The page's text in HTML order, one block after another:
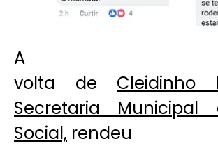
A
volta de Cleidinho
Secretaria
Social, rendeu